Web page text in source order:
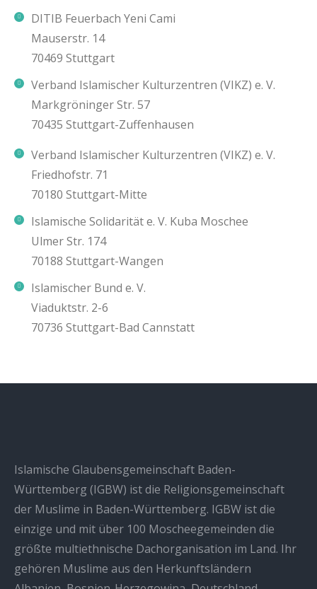
DITIB Feuerbach Yeni Cami
Mauserstr. 14
70469 Stuttgart
Verband Islamischer Kulturzentren (VIKZ) e. V.
Markgröninger Str. 57
70435 Stuttgart-Zuffenhausen
Verband Islamischer Kulturzentren (VIKZ) e. V.
Friedhofstr. 71
70180 Stuttgart-Mitte
Islamische Solidarität e. V. Kuba Moschee
Ulmer Str. 174
70188 Stuttgart-Wangen
Islamischer Bund e. V.
Viaduktstr. 2-6
70736 Stuttgart-Bad Cannstatt
Islamische Glaubensgemeinschaft Baden-
Württemberg (IGBW) ist die Religionsgemeinschaft
der Muslime in Baden-Württemberg. IGBW ist die
einzige und mit über 100 Moscheegemeinden die
größte multiethnische Dachorganisation im Land. Ihr
gehören Muslime aus den Herkunftsländern